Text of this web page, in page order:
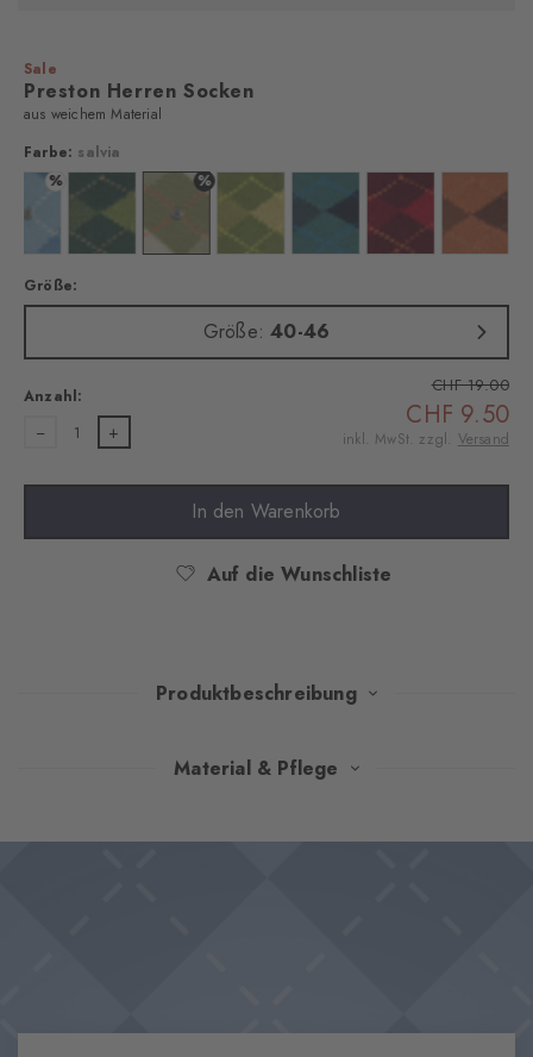
Sale
Preston Herren Socken
aus weichem Material
Farbe: salvia
navy
%
Farbe: deep seaFarbe: forest
%
Farbe: salviaFarbe: cactusFarbe: amazoniaFarbe: amethystFarbe:
Größe:
Größe:40-46
Anzahl:
1
CHF 19.00
CHF 9.50
inkl. MwSt. zzgl. Versand
In den Warenkorb
Auf die Wunschliste
Produktbeschreibung
Das ikonische Argyle-Muster dieser Socken erstrahlt in sorgfältig
Material & Pflege